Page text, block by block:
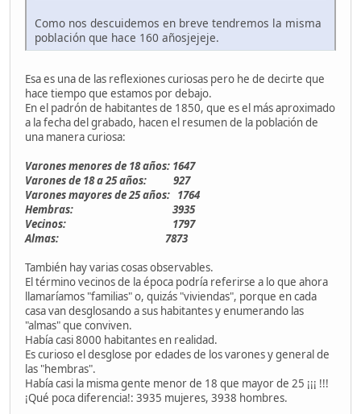
Como nos descuidemos en breve tendremos la misma
población que hace 160 añosjejeje.
Esa es una de las reflexiones curiosas pero he de decirte que
hace tiempo que estamos por debajo.
En el padrón de habitantes de 1850, que es el más aproximado
a la fecha del grabado, hacen el resumen de la población de
una manera curiosa:
Varones menores de 18 años: 1647
Varones de 18 a 25 años: 927
Varones mayores de 25 años: 1764
Hembras: 3935
Vecinos: 1797
Almas: 7873
También hay varias cosas observables.
El término vecinos de la época podría referirse a lo que ahora
llamaríamos "familias" o, quizás "viviendas", porque en cada
casa van desglosando a sus habitantes y enumerando las
"almas" que conviven.
Había casi 8000 habitantes en realidad.
Es curioso el desglose por edades de los varones y general de
las "hembras".
Había casi la misma gente menor de 18 que mayor de 25 ¡¡¡ !!!
¡Qué poca diferencia!: 3935 mujeres, 3938 hombres.